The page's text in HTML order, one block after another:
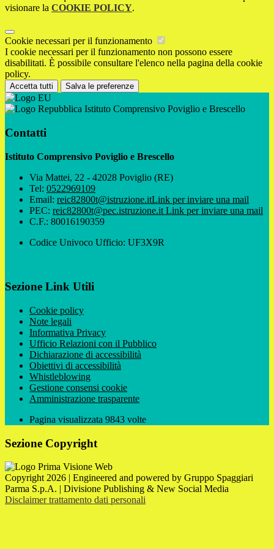
visionare la COOKIE POLICY.
Cookie necessari per il funzionamento
I cookie necessari per il funzionamento non possono essere
disabilitati. È possibile consultare l'elenco nella pagina della cookie
policy.
Accetta tutti Salva le preferenze
Istituto Comprensivo Poviglio e Brescello
Contatti
Istituto Comprensivo Poviglio e Brescello
Via Mattei, 22 - 42028 Poviglio (RE)
Tel: 0522969109
Email: reic82800t@istruzione.itLink per inviare una mail
PEC: reic82800t@pec.istruzione.it Link per inviare una mail
C.F.: 80016190359
Codice Univoco Ufficio: UF3X9R
Sezione Link Utili
Cookie policy
Note legali
Informativa Privacy
Ufficio Relazioni con il Pubblico
Dichiarazione di accessibilità
Obiettivi di accessibilità
Whistleblowing
Gestione consensi cookie
Amministrazione trasparente
Pagina visualizzata 9843 volte
Sezione Copyright
Copyright 2026 | Engineered and powered by Gruppo Spaggiari
Parma S.p.A. | Divisione Publishing & New Social Media
Disclaimer trattamento dati personali